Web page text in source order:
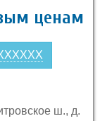
ценам
ш., д.